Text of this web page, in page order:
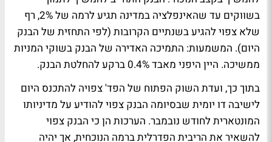
בשווקים עד שהאינפלציה במדינה תגיע לרמה של 2%, רף
שלא צפוי להגיע בשנתיים הקרובות (לפי התחזית של הבנק
היום). המשמעות: התמיכה האדירה של הבנק בשוקי המניות
ממשיכה. היין היפני מאבד 0.4% ברקע להחלטת הבנק.
בתוך כך, ועדת השוק הפתוח של הפד' צפויה להתכנס היום
לישיבה דו יומית שבסיומה הבנק צפוי להודיע על מדיניותו
המונטארית לחודש נובמבר. הערכות הן כי הבנק צפוי
להשאיר את הריבית הפדרלית ברמה הנוכחית, אך יהיה